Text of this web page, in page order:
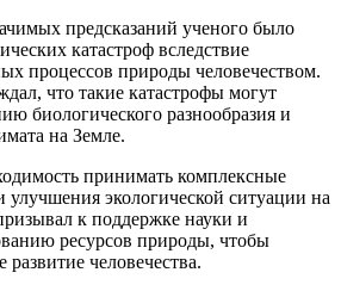
предсказаний ученого было
катастроф вследствие
процессов природы человечеством.
что такие катастрофы могут
биологического разнообразия и
на Земле.
принимать комплексные
улучшения экологической ситуации на
к поддержке науки и
ресурсов природы, чтобы
развитие человечества.